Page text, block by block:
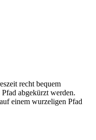
recht bequem
abgekürzt werden.
einem wurzeligen Pfad